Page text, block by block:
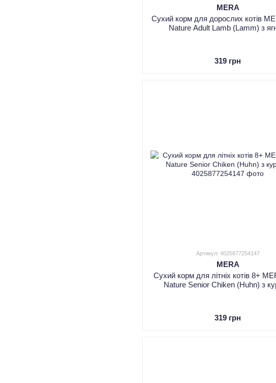
MERA
Сухий корм для дорослих котів
Nature Adult Lamb (Lamm) з
319 грн
Артикул: 4025877254147
MERA
Сухий корм для літніх котів 8+
Nature Senior Chiken (Huhn) з
319 грн